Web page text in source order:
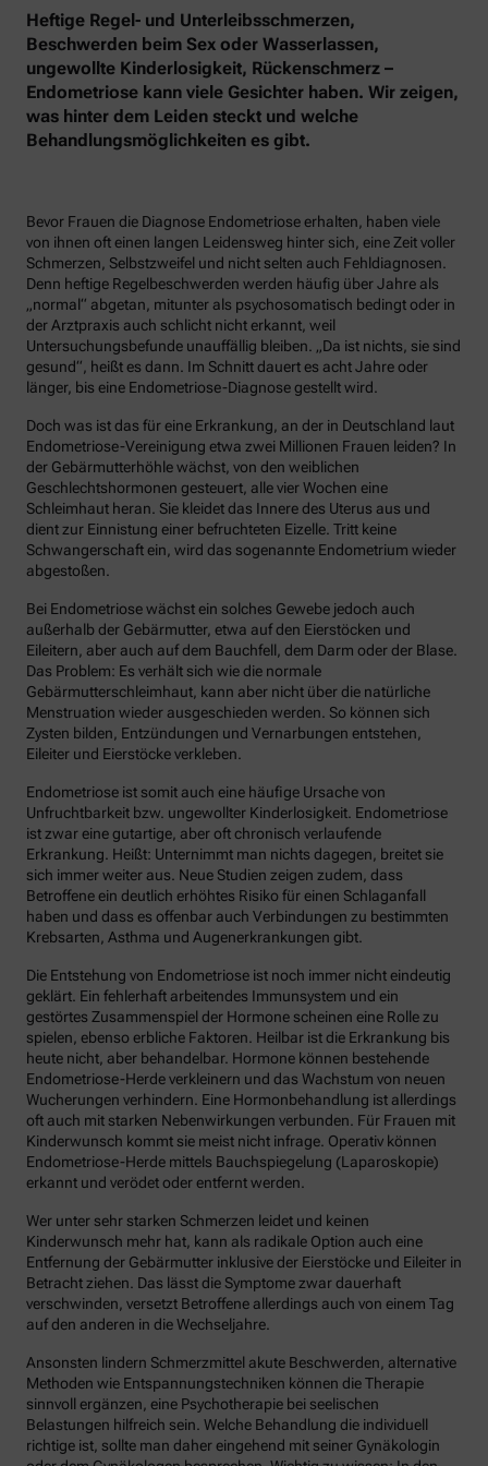
Heftige Regel- und Unterleibsschmerzen,
Beschwerden beim Sex oder Wasserlassen,
ungewollte Kinderlosigkeit, Rückenschmerz –
Endometriose kann viele Gesichter haben. Wir zeigen,
was hinter dem Leiden steckt und welche
Behandlungsmöglichkeiten es gibt.
Bevor Frauen die Diagnose Endometriose erhalten, haben viele
von ihnen oft einen langen Leidensweg hinter sich, eine Zeit voller
Schmerzen, Selbstzweifel und nicht selten auch Fehldiagnosen.
Denn heftige Regelbeschwerden werden häufig über Jahre als
„normal“ abgetan, mitunter als psychosomatisch bedingt oder in
der Arztpraxis auch schlicht nicht erkannt, weil
Untersuchungsbefunde unauffällig bleiben. „Da ist nichts, sie sind
gesund“, heißt es dann. Im Schnitt dauert es acht Jahre oder
länger, bis eine Endometriose-Diagnose gestellt wird.
Doch was ist das für eine Erkrankung, an der in Deutschland laut
Endometriose-Vereinigung etwa zwei Millionen Frauen leiden? In
der Gebärmutterhöhle wächst, von den weiblichen
Geschlechtshormonen gesteuert, alle vier Wochen eine
Schleimhaut heran. Sie kleidet das Innere des Uterus aus und
dient zur Einnistung einer befruchteten Eizelle. Tritt keine
Schwangerschaft ein, wird das sogenannte Endometrium wieder
abgestoßen.
Bei Endometriose wächst ein solches Gewebe jedoch auch
außerhalb der Gebärmutter, etwa auf den Eierstöcken und
Eileitern, aber auch auf dem Bauchfell, dem Darm oder der Blase.
Das Problem: Es verhält sich wie die normale
Gebärmutterschleimhaut, kann aber nicht über die natürliche
Menstruation wieder ausgeschieden werden. So können sich
Zysten bilden, Entzündungen und Vernarbungen entstehen,
Eileiter und Eierstöcke verkleben.
Endometriose ist somit auch eine häufige Ursache von
Unfruchtbarkeit bzw. ungewollter Kinderlosigkeit. Endometriose
ist zwar eine gutartige, aber oft chronisch verlaufende
Erkrankung. Heißt: Unternimmt man nichts dagegen, breitet sie
sich immer weiter aus. Neue Studien zeigen zudem, dass
Betroffene ein deutlich erhöhtes Risiko für einen Schlaganfall
haben und dass es offenbar auch Verbindungen zu bestimmten
Krebsarten, Asthma und Augenerkrankungen gibt.
Die Entstehung von Endometriose ist noch immer nicht eindeutig
geklärt. Ein fehlerhaft arbeitendes Immunsystem und ein
gestörtes Zusammenspiel der Hormone scheinen eine Rolle zu
spielen, ebenso erbliche Faktoren. Heilbar ist die Erkrankung bis
heute nicht, aber behandelbar. Hormone können bestehende
Endometriose-Herde verkleinern und das Wachstum von neuen
Wucherungen verhindern. Eine Hormonbehandlung ist allerdings
oft auch mit starken Nebenwirkungen verbunden. Für Frauen mit
Kinderwunsch kommt sie meist nicht infrage. Operativ können
Endometriose-Herde mittels Bauchspiegelung (Laparoskopie)
erkannt und verödet oder entfernt werden.
Wer unter sehr starken Schmerzen leidet und keinen
Kinderwunsch mehr hat, kann als radikale Option auch eine
Entfernung der Gebärmutter inklusive der Eierstöcke und Eileiter in
Betracht ziehen. Das lässt die Symptome zwar dauerhaft
verschwinden, versetzt Betroffene allerdings auch von einem Tag
auf den anderen in die Wechseljahre.
Ansonsten lindern Schmerzmittel akute Beschwerden, alternative
Methoden wie Entspannungstechniken können die Therapie
sinnvoll ergänzen, eine Psychotherapie bei seelischen
Belastungen hilfreich sein. Welche Behandlung die individuell
richtige ist, sollte man daher eingehend mit seiner Gynäkologin